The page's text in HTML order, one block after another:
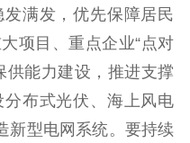
明
传
满发，优先保障居民
项目、重点企业“点对
供能力建设，推进支撑
布式光伏、海上风电
新型电网系统。要持续